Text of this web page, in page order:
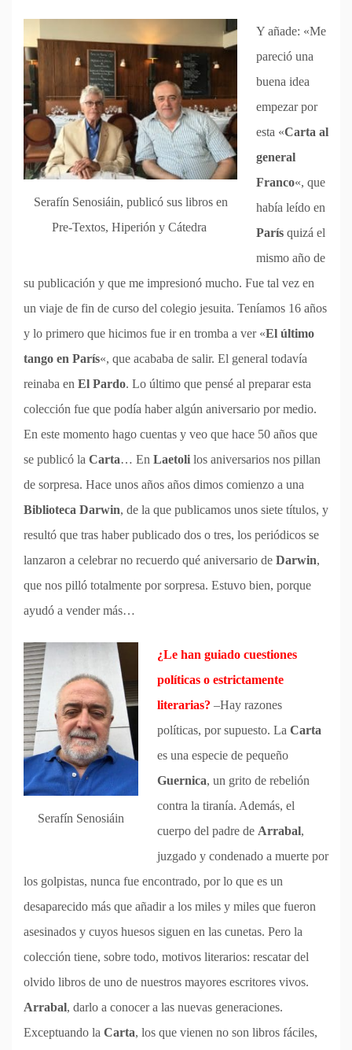
Serafín Senosiáin, publicó sus libros en
Pre-Textos, Hiperión y Cátedra
Y añade: «Me
pareció una
buena idea
empezar por
esta «Carta al
general
Franco«, que
había leído en
París quizá el
mismo año de
su publicación y que me impresionó mucho. Fue tal vez en
un viaje de fin de curso del colegio jesuita. Teníamos 16 años
y lo primero que hicimos fue ir en tromba a ver «El último
tango en París«, que acababa de salir. El general todavía
reinaba en El Pardo. Lo último que pensé al preparar esta
colección fue que podía haber algún aniversario por medio.
En este momento hago cuentas y veo que hace 50 años que
se publicó la Carta… En Laetoli los aniversarios nos pillan
de sorpresa. Hace unos años años dimos comienzo a una
Biblioteca Darwin, de la que publicamos unos siete títulos, y
resultó que tras haber publicado dos o tres, los periódicos se
lanzaron a celebrar no recuerdo qué aniversario de Darwin,
que nos pilló totalmente por sorpresa. Estuvo bien, porque
ayudó a vender más…
Serafín Senosiáin
¿Le han guiado cuestiones
políticas o estrictamente
literarias? –Hay razones
políticas, por supuesto. La Carta
es una especie de pequeño
Guernica, un grito de rebelión
contra la tiranía. Además, el
cuerpo del padre de Arrabal,
juzgado y condenado a muerte por
los golpistas, nunca fue encontrado, por lo que es un
desaparecido más que añadir a los miles y miles que fueron
asesinados y cuyos huesos siguen en las cunetas. Pero la
colección tiene, sobre todo, motivos literarios: rescatar del
olvido libros de uno de nuestros mayores escritores vivos.
Arrabal, darlo a conocer a las nuevas generaciones.
Exceptuando la Carta, los que vienen no son libros fáciles,